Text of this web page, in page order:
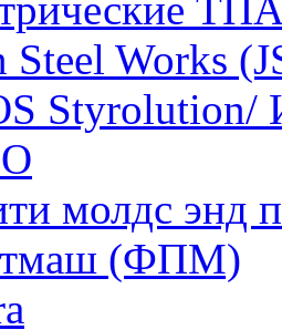
Works
молдс энд
(ФПМ)